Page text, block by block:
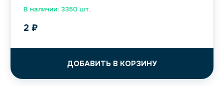
В наличии: 3350 шт.
2 ₽
ДОБАВИТЬ В КОРЗИНУ